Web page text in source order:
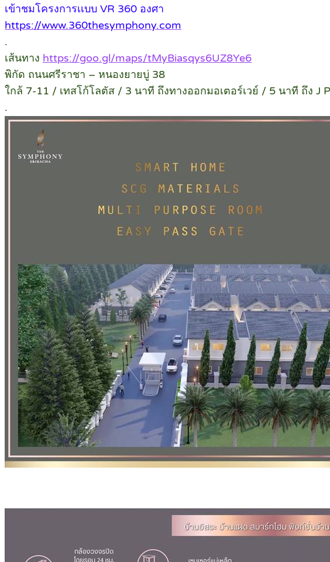
เข้าชมโครงการเเบบ VR 360 องศา
https://www.360thesymphony.com
.
เส้นทาง https://goo.gl/maps/tMyBiasqys6UZ8Ye6
พิกัด ถนนศรีราชา – หนองยายบู่ 38
ใกล้ 7-11 / เทสโก้โลตัส / 3 นาที ถึงทางออกมอเตอร์เวย์ / 5 นาที ถึง J
.